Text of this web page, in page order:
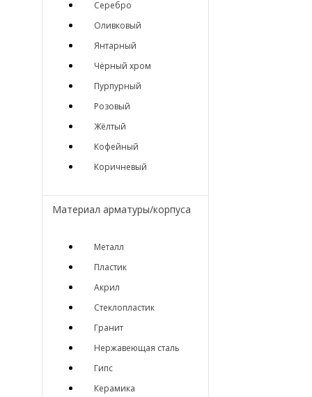
Серебро
Оливковый
Янтарный
Чёрный хром
Пурпурный
Розовый
Жёлтый
Кофейный
Коричневый
Материал арматуры/корпуса
Металл
Пластик
Акрил
Стеклопластик
Гранит
Нержавеющая сталь
Гипс
Керамика